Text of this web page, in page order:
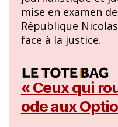
mise en examen
République
face à la justice.
« Ceux qui
ode aux